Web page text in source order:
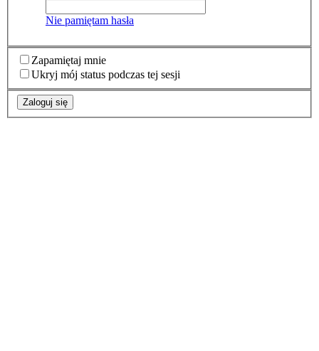
Nie pamiętam hasła
Zapamiętaj mnie
Ukryj mój status podczas tej sesji